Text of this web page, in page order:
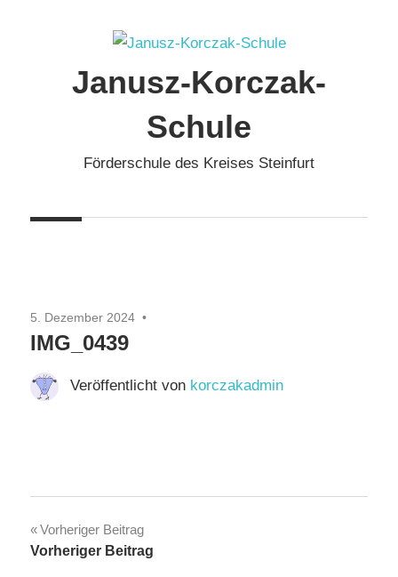
Janusz-Korczak-
Schule
Förderschule des Kreises Steinfurt
5. Dezember 2024
IMG_0439
Veröffentlicht von korczakadmin
Beitragsnavigation
Vorheriger Beitrag
Vorheriger Beitrag